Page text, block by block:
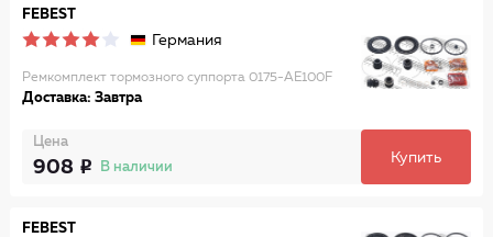
FEBEST
Германия
Ремкомплект тормозного суппорта 0175-AE100F
Доставка: Завтра
Цена
908 В наличии
Купить
FEBEST